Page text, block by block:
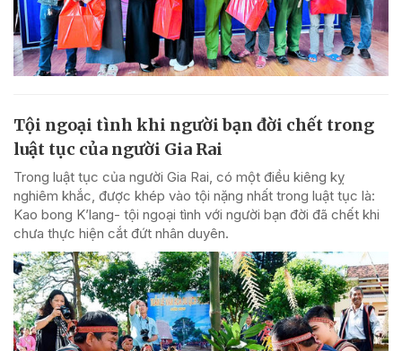
Tội ngoại tình khi người bạn đời chết trong
luật tục của người Gia Rai
Trong luật tục của người Gia Rai, có một điều kiêng kỵ
nghiêm khắc, được khép vào tội nặng nhất trong luật tục là:
Kao bong K’lang- tội ngoại tình với người bạn đời đã chết khi
chưa thực hiện cắt đứt nhân duyên.